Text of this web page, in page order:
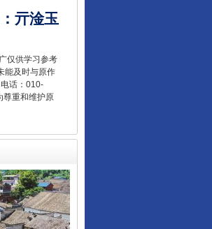
： 亓淦玉
仅供学习参考
能及时与原作
话：010-
尊重和维护原
我”
机